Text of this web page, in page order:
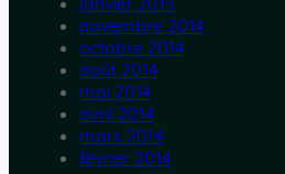
novembre 2014
octobre 2014
août 2014
mai 2014
avril 2014
mars 2014
février 2014